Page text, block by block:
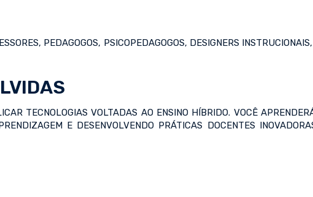
PEDAGOGOS, PSICOPEDAGOGOS, DESIGNERS
TECNOLOGIAS VOLTADAS AO ENSINO HÍBRIDO. VOCÊ
E DESENVOLVENDO PRÁTICAS DOCENTES